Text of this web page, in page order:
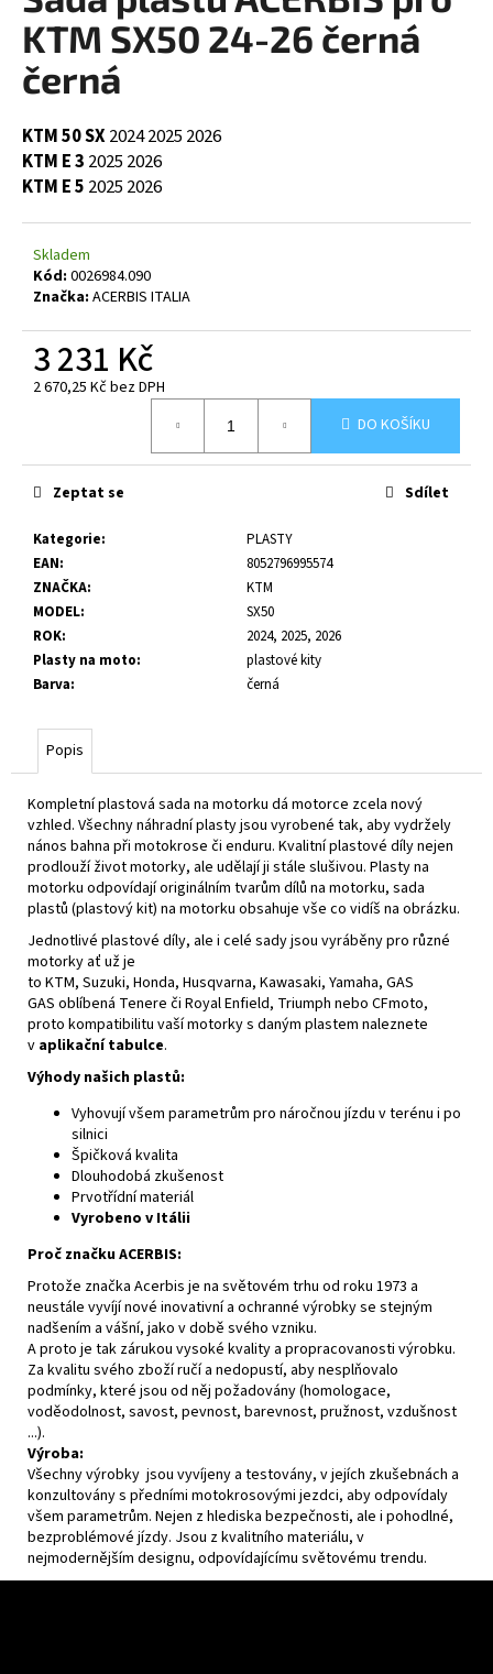
0,0
5
hvězdiček.
KTM SX50 24-26 černá
černá
KTM 50 SX20242025 2026
KTM E 3 2025 2026
KTM E 5 2025 2026
Skladem
Kód: 0026984.090
Značka: ACERBIS ITALIA
3 231 Kč
2 670,25 Kč bez DPH
DO KOŠÍKU
Kategorie:
PLASTY
EAN:
8052796995574
ZNAČKA:
KTM
MODEL:
SX50
ROK:
2024, 2025, 2026
Plasty na moto:
plastové kity
Barva: černá
Zeptat se Sdílet
Popis
Kompletní plastová sada na motorku dá motorce zcela nový
vzhled. Všechny náhradní plasty jsou vyrobené tak, aby vydržely
nános bahna při motokrose či enduru. Kvalitní plastové díly nejen
prodlouží život motorky, ale udělají ji stále slušivou. Plasty na
motorku odpovídají originálním tvarům dílů na motorku, sada
plastů (plastový kit) na motorku obsahuje vše co vidíš na obrázku.
Jednotlivé plastové díly, ale i celé sady jsou vyráběny pro různé
motorky ať už je
to KTM, Suzuki, Honda, Husqvarna, Kawasaki, Yamaha, GAS
GAS oblíbená Tenere či Royal Enfield, Triumph nebo CFmoto,
proto kompatibilitu vaší motorky s daným plastem naleznete
v aplikační tabulce.
Výhody našich plastů:
Vyhovují všem parametrům pro náročnou jízdu v terénu i po
silnici
Špičková kvalita
Dlouhodobá zkušenost
Prvotřídní materiál
Vyrobeno v Itálii
Proč značku ACERBIS:
Protože značka Acerbis je na světovém trhu od roku 1973 a
neustále vyvíjí nové inovativní a ochranné výrobky se stejným
nadšením a vášní, jako v době svého vzniku.
A proto je tak zárukou vysoké kvality a propracovanosti výrobku.
Za kvalitu svého zboží ručí a nedopustí, aby nesplňovalo
podmínky, které jsou od něj požadovány (homologace,
voděodolnost, savost, pevnost, barevnost, pružnost, vzdušnost
...).
Výroba:
Všechny výrobky jsou vyvíjeny a testovány, v jejích zkušebnách a
konzultovány s předními motokrosovými jezdci, aby odpovídaly
všem parametrům. Nejen z hlediska bezpečnosti, ale i pohodlné,
bezproblémové jízdy. Jsou z kvalitního materiálu, v
nejmodernějším designu, odpovídajícímu světovému trendu.
a
j
í
?
D
o
p
u
m